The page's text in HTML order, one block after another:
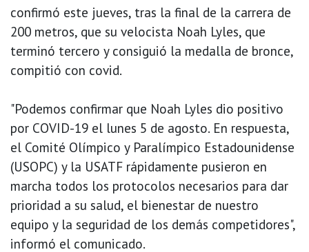
confirmó este jueves, tras la final de la carrera de
200 metros, que su velocista Noah Lyles, que
terminó tercero y consiguió la medalla de bronce,
compitió con covid.
"Podemos confirmar que Noah Lyles dio positivo
por COVID-19 el lunes 5 de agosto. En respuesta,
el Comité Olímpico y Paralímpico Estadounidense
(USOPC) y la USATF rápidamente pusieron en
marcha todos los protocolos necesarios para dar
prioridad a su salud, el bienestar de nuestro
equipo y la seguridad de los demás competidores",
informó el comunicado.